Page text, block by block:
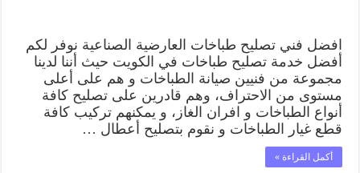
افضل فني تصليح طباخات العارضية الصناعية نوفر لكم
أفضل خدمة تصليح طباخات في الكويت حيث أننا لدينا
مجموعة من فنيين صيانة الطباخات و هم على أعلى
مستوى من الاحتراف، وهم قادرين على تصليح كافة
أنواع الطباخات و افران الغاز، و يمكنهم تركيب كافة
قطع غيار الطباخات و نقوم بتصليح أعطال …
أكمل القراءة »